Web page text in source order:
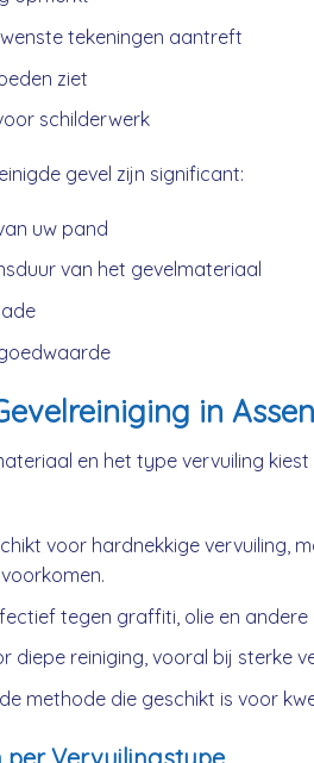
tekeningen aantreft
ziet
schilderwerk
gevel zijn significant:
uw pand
van het gevelmateriaal
in
en het type vervuiling
voor hardnekkige vervuiling,
tegen graffiti, olie en andere
diepe reiniging, vooral bij sterke
methode die geschikt is voor